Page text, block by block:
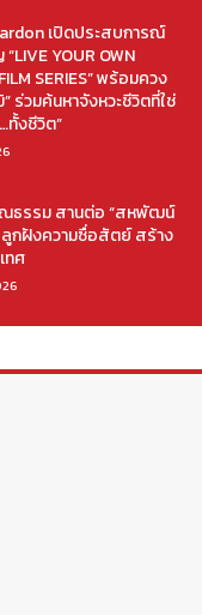
เปิดประสบการณ์
YOUR OWN
SERIES” พร้อมควง
ร่วมค้นหาจังหวะชีวิตที่ใช่
งชีวิต”
ณธรรม สานต่อ “สหพัฒน์
ลูกฝังความซื่อสัตย์ สร้าง
ทศ